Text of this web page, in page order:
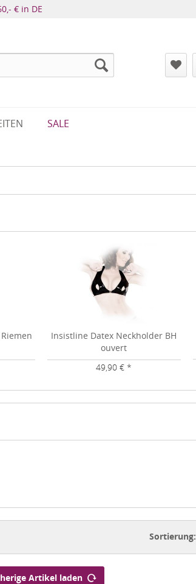
€ in DE
SALE
Insistline Datex Neckholder BH
ouvert
49,90 € *
Sortierung:
Artikel laden